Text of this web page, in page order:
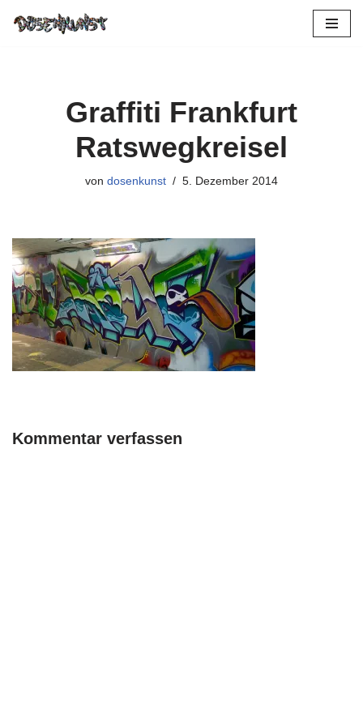
Graffiti Frankfurt
Ratswegkreisel
von dosenkunst 5. Dezember 2014
Kommentar verfassen